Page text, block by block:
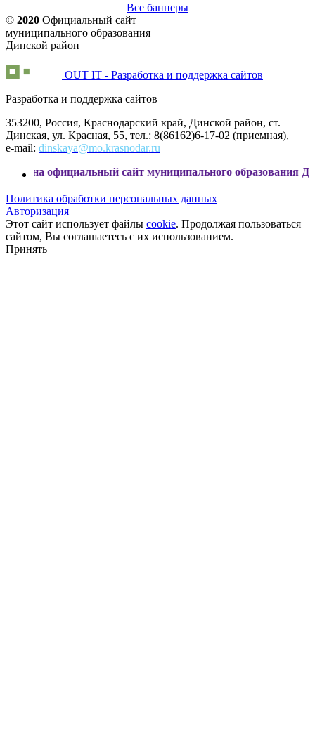
Все баннеры
© 2020 Официальный сайт
муниципального образования
Динской район
OUT IT - Разработка и поддержка сайтов
Разработка и поддержка сайтов
353200, Россия, Краснодарский край, Динской район, ст.
Динская, ул. Красная, 55, тел.: 8(86162)6-17-02 (приемная),
e-mail: dinskaya@mo.krasnodar.ru
сайт муниципального образования Динской
Политика обработки персональных данных
Авторизация
Этот сайт использует файлы cookie. Продолжая пользоваться
сайтом, Вы соглашаетесь с их использованием.
Принять